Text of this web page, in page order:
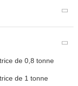
de 0,8 tonne
de 1 tonne